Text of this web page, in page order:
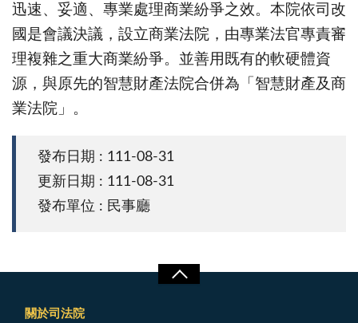
迅速、妥適、專業處理商業紛爭之效。本院依司改
國是會議決議，設立商業法院，由專業法官專責審
理複雜之重大商業紛爭。並善用既有的軟硬體資
源，與原先的智慧財產法院合併為「智慧財產及商
業法院」。
發布日期 : 111-08-31
更新日期 : 111-08-31
發布單位 : 民事廳
關於司法院